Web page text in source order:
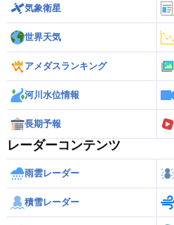
気象衛星
世界天気
アメダスランキング
河川水位情報
長期予報
レーダーコンテンツ
雨雲レーダー
積雪レーダー